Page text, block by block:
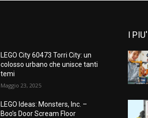
LEGO City 60473 Torri City: un
colosso urbano che unisce tanti
temi
Maggio 23, 2025
LEGO Ideas: Monsters, Inc. –
Boo’s Door Scream Floor
I